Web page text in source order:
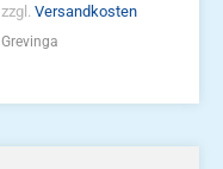
zzgl. Versandkosten
Grevinga